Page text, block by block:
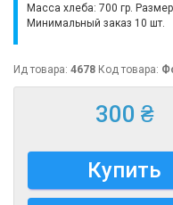
Масса хлеба: 700 гр.
Минимальный заказ 10 шт.
Ид товара: 4678 Код товара:
300 ₴
Купить